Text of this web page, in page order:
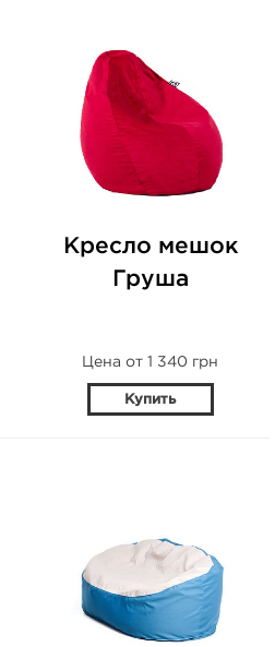
Кресло мешок
Груша
Цена от 1 340 грн
Купить